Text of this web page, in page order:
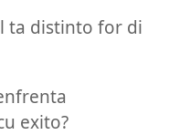
ta distinto for di
exito?